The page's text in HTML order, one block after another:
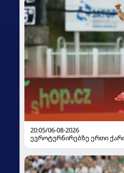
20:05/06-08-2026
ევროტურნირებზე ერთი